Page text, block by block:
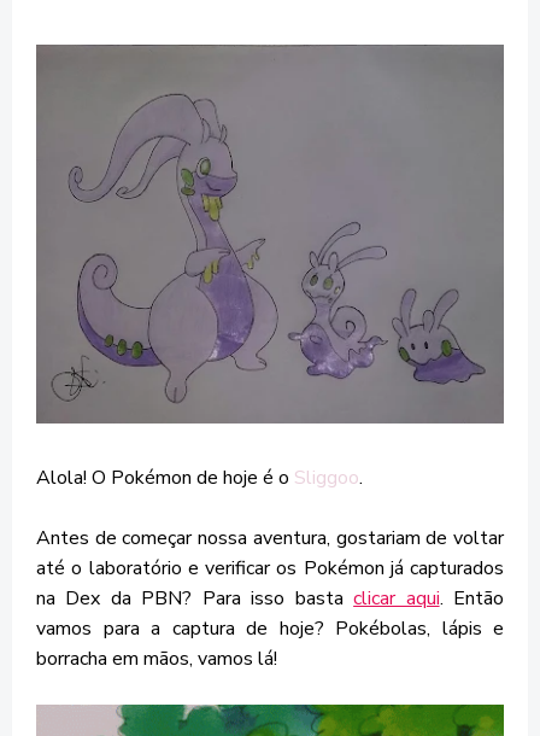
Alola! O Pokémon de hoje é o Sliggoo.
Antes de começar nossa aventura, gostariam de voltar
até o laboratório e verificar os Pokémon já capturados
na Dex da PBN? Para isso bastaclicar aqui. Então
vamos para a captura de hoje? Pokébolas, lápis e
borracha em mãos, vamos lá!